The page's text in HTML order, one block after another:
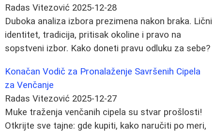
Radas Vitezović 2025-12-28
Duboka analiza izbora prezimena nakon braka. Lični
identitet, tradicija, pritisak okoline i pravo na
sopstveni izbor. Kako doneti pravu odluku za sebe?
Konačan Vodič za Pronalaženje Savršenih Cipela
za Venčanje
Radas Vitezović 2025-12-27
Muke traženja venčanih cipela su stvar prošlosti!
Otkrijte sve tajne: gde kupiti, kako naručiti po meri,